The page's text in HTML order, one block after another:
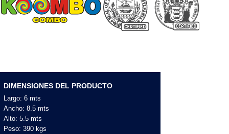
DIMENSIONES DEL PRODUCTO
Largo: 6 mts
Ancho: 8.5 mts
Alto: 5.5 mts
Peso: 390 kgs